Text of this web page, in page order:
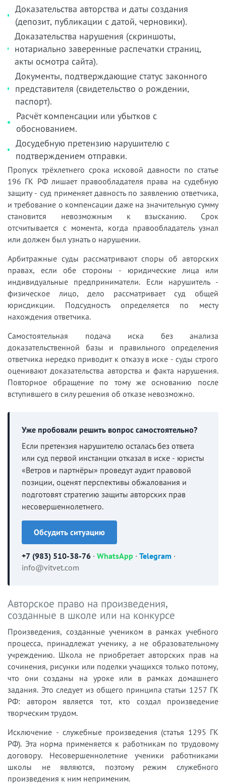
Доказательства авторства и даты создания
(депозит, публикации с датой, черновики).
Доказательства нарушения (скриншоты,
нотариально заверенные распечатки страниц,
акты осмотра сайта).
Документы, подтверждающие статус законного
представителя (свидетельство о рождении,
паспорт).
Расчёт компенсации или убытков с
обоснованием.
Досудебную претензию нарушителю с
подтверждением отправки.
Пропуск трёхлетнего срока исковой давности по статье
196 ГК РФ лишает правообладателя права на судебную
защиту - суд применяет давность по заявлению ответчика,
и требование о компенсации даже на значительную сумму
становится невозможным к взысканию. Срок
отсчитывается с момента, когда правообладатель узнал
или должен был узнать о нарушении.
Арбитражные суды рассматривают споры об авторских
правах, если обе стороны - юридические лица или
индивидуальные предприниматели. Если нарушитель -
физическое лицо, дело рассматривает суд общей
юрисдикции. Подсудность определяется по месту
нахождения ответчика.
Самостоятельная подача иска без анализа
доказательственной базы и правильного определения
ответчика нередко приводит к отказу в иске - суды строго
оценивают доказательства авторства и факта нарушения.
Повторное обращение по тому же основанию после
вступившего в силу решения об отказе невозможно.
Уже пробовали решить вопрос самостоятельно?
Если претензия нарушителю осталась без ответа
или суд первой инстанции отказал в иске - юристы
«Ветров и партнёры» проведут аудит правовой
позиции, оценят перспективы обжалования и
подготовят стратегию защиты авторских прав
несовершеннолетнего.
Обсудить ситуацию
+7 (983) 510-38-76 · WhatsApp · Telegram ·
info@vitvet.com
Авторское право на произведения,
созданные в школе или на конкурсе
Произведения, созданные учеником в рамках учебного
процесса, принадлежат ученику, а не образовательному
учреждению. Школа не приобретает авторских прав на
сочинения, рисунки или поделки учащихся только потому,
что они созданы на уроке или в рамках домашнего
задания. Это следует из общего принципа статьи 1257 ГК
РФ: автором является тот, кто создал произведение
творческим трудом.
Исключение - служебные произведения (статья 1295 ГК
РФ). Эта норма применяется к работникам по трудовому
договору. Несовершеннолетние ученики работниками
школы не являются, поэтому режим служебного
произведения к ним неприменим.